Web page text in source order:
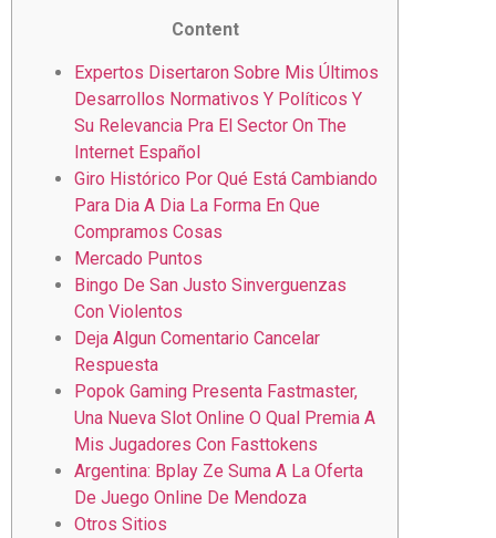
Content
Expertos Disertaron Sobre Mis Últimos
Desarrollos Normativos Y Políticos Y
Su Relevancia Pra El Sector On The
Internet Español
Giro Histórico Por Qué Está Cambiando
Para Dia A Dia La Forma En Que
Compramos Cosas
Mercado Puntos
Bingo De San Justo Sinverguenzas
Con Violentos
Deja Algun Comentario Cancelar
Respuesta
Popok Gaming Presenta Fastmaster,
Una Nueva Slot Online O Qual Premia A
Mis Jugadores Con Fasttokens
Argentina: Bplay Ze Suma A La Oferta
De Juego Online De Mendoza
Otros Sitios